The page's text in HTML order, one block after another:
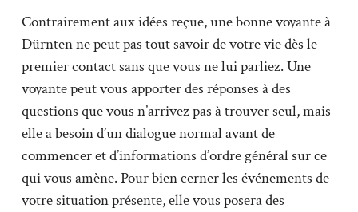
Contrairement aux idées reçue, une bonne voyante à
Dürnten ne peut pas tout savoir de votre vie dès le
premier contact sans que vous ne lui parliez. Une
voyante peut vous apporter des réponses à des
questions que vous n’arrivez pas à trouver seul, mais
elle a besoin d’un dialogue normal avant de
commencer et d’informations d’ordre général sur ce
qui vous amène. Pour bien cerner les événements de
votre situation présente, elle vous posera des